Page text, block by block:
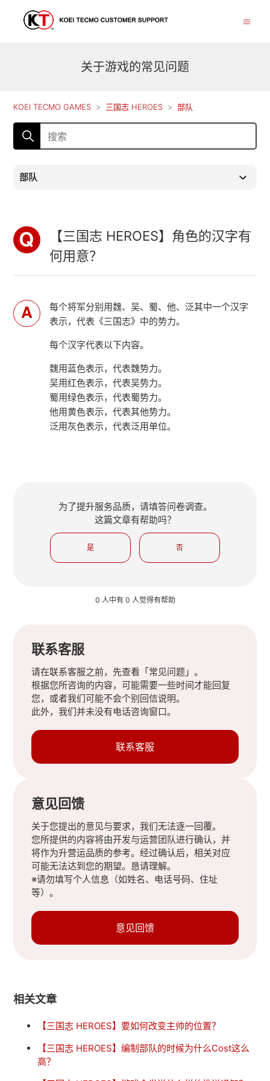
关于游戏的常见问题
KOEI TECMO GAMES 三国志 HEROES 部队
部队
【三国志 HEROES】角色的汉字有
何用意？
每个将军分别用魏、吴、蜀、他、泛其中一个汉字
表示，代表《三国志》中的势力。
每个汉字代表以下内容。
魏用蓝色表示，代表魏势力。
吴用红色表示，代表吴势力。
蜀用绿色表示，代表蜀势力。
他用黄色表示，代表其他势力。
泛用灰色表示，代表泛用单位。
为了提升服务品质，请填答问卷调查。
这篇文章有帮助吗？
是 否
0 人中有 0 人觉得有帮助
联系客服
请在联系客服之前，先查看「常见问题」。
根据您所咨询的内容，可能需要一些时间才能回复
您，或者我们可能不会个别回信说明。
此外，我们并未没有电话咨询窗口。
联系客服
意见回馈
关于您提出的意见与要求，我们无法逐一回覆。
您所提供的内容将由开发与运营团队进行确认，并
将作为升营运品质的参考。经过确认后，相关对应
可能无法达到您的期望。恳请理解。
※请勿填写个人信息（如姓名、电话号码、住址
等）。
意见回馈
相关文章
【三国志 HEROES】要如何改变主帅的位置？
【三国志 HEROES】编制部队的时候为什么Cost这么
高？